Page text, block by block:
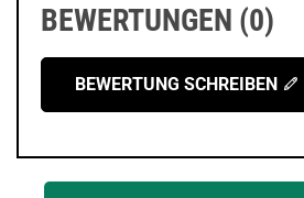
BEWERTUNGEN (0)
BEWERTUNG SCHREIBEN